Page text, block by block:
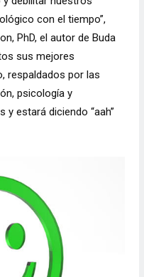
con el tiempo”,
PhD, el autor de Buda
sus mejores
respaldados por las
psicología y
estará diciendo “aah”